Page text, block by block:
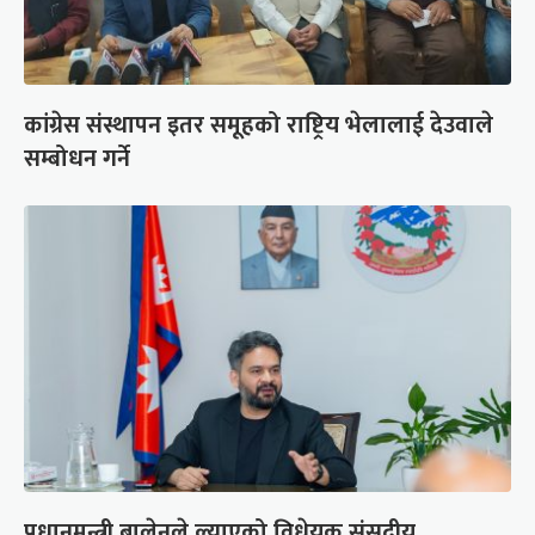
कांग्रेस संस्थापन इतर समूहको राष्ट्रिय भेलालाई देउवाले
सम्बोधन गर्ने